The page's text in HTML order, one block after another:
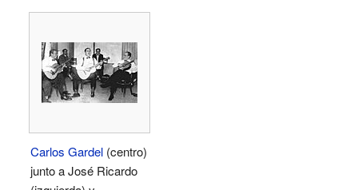
Carlos Gardel (centro)
junto a José Ricardo